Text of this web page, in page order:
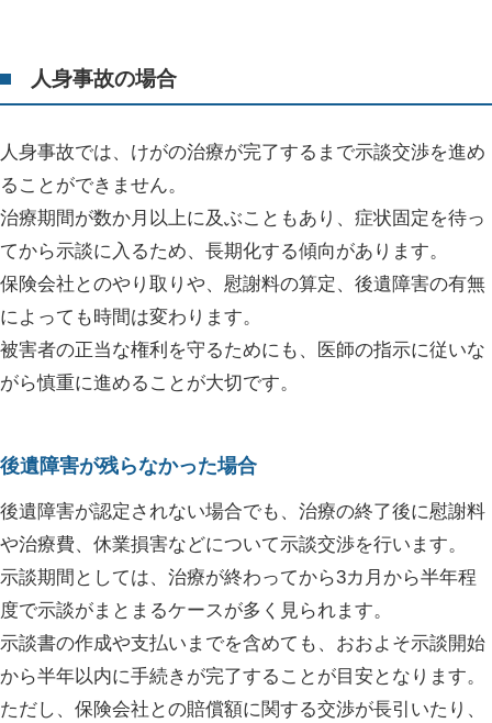
人身事故の場合
人身事故では、けがの治療が完了するまで示談交渉を進め
ることができません。
治療期間が数か月以上に及ぶこともあり、症状固定を待っ
てから示談に入るため、長期化する傾向があります。
保険会社とのやり取りや、慰謝料の算定、後遺障害の有無
によっても時間は変わります。
被害者の正当な権利を守るためにも、医師の指示に従いな
がら慎重に進めることが大切です。
後遺障害が残らなかった場合
後遺障害が認定されない場合でも、治療の終了後に慰謝料
や治療費、休業損害などについて示談交渉を行います。
示談期間としては、治療が終わってから3カ月から半年程
度で示談がまとまるケースが多く見られます。
示談書の作成や支払いまでを含めても、おおよそ示談開始
から半年以内に手続きが完了することが目安となります。
ただし、保険会社との賠償額に関する交渉が長引いたり、